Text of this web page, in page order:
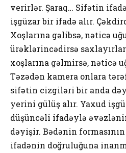
verirlər. Şaraq… Sifətin
işgüzar bir ifadə alır.
Xoşlarına gəlibsə, nəticə
ürəklərincədirsə
xoşlarına gəlmirsə, nəticə
Təzədən kamera onlara
sifətin cizgiləri bir anda
yerini gülüş alır. Yaxud
düşüncəli ifadəylə
dəyişir. Bədənin
ifadənin doğruluğuna